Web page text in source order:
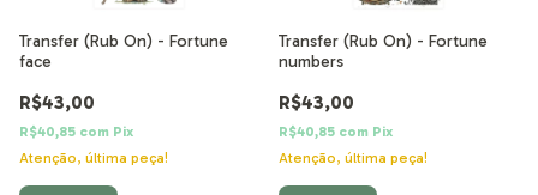
Transfer (Rub On) - Fortune
face
R$43,00
R$40,85 com Pix
Atenção, última peça!
Transfer (Rub On) - Fortune
numbers
R$43,00
R$40,85 com Pix
Atenção, última peça!